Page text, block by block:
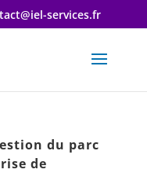
services.fr
du parc
de